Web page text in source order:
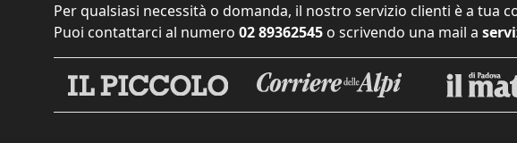
Per qualsiasi necessità o domanda, il nostro servizio clienti è a tua
Puoi contattarci al numero 02 89362545 o scrivendo una mail a